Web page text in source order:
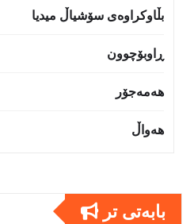
بڵاوکراوەی سۆشیاڵ میدیا
ڕاوبۆچوون
هەمەجۆر
هەواڵ
بابەتى تر